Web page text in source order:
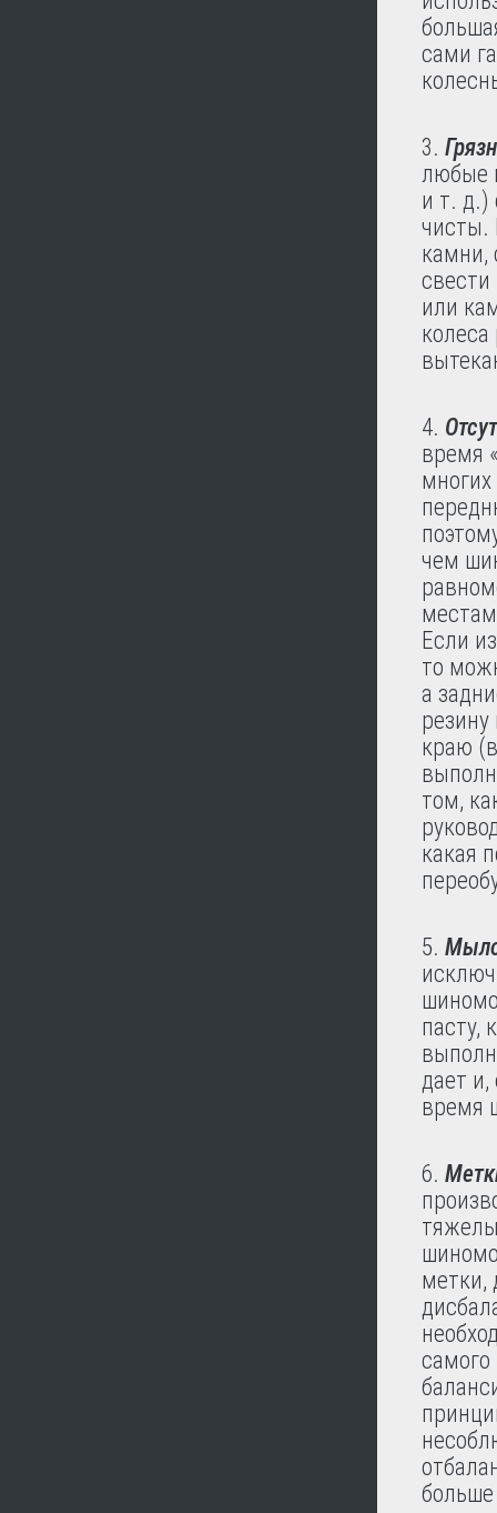
сами
любые
и т. д.)
чисты.
камни,
свести
или
время
чем
Если
то
а
резину
краю
том,
какая
пасту,
дает и,
время
метки,
больше